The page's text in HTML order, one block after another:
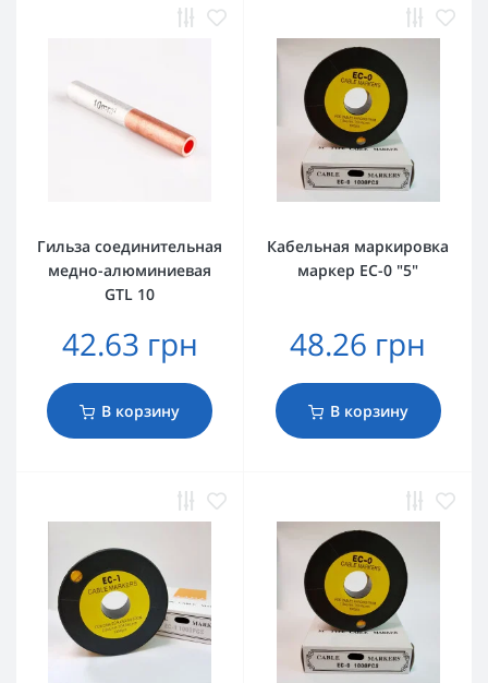
Гильза соединительная
медно-алюминиевая
GTL 10
42.63 грн
В корзину
Кабельная маркировка
маркер EC-0 "5"
48.26 грн
В корзину